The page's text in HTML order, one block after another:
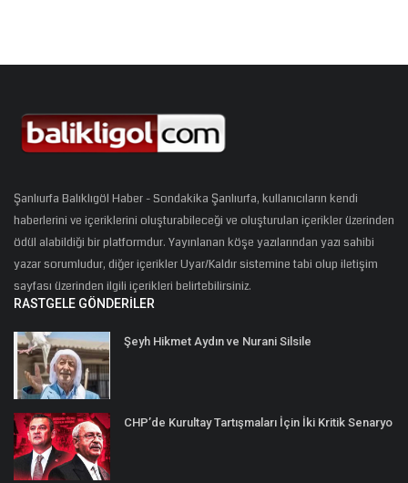
Şanlıurfa Balıklıgöl Haber - Sondakika Şanlıurfa, kullanıcıların kendi
haberlerini ve içeriklerini oluşturabileceği ve oluşturulan içerikler üzerinden
ödül alabildiği bir platformdur. Yayınlanan köşe yazılarından yazı sahibi
yazar sorumludur, diğer içerikler Uyar/Kaldır sistemine tabi olup iletişim
sayfası üzerinden ilgili içerikleri belirtebilirsiniz.
RASTGELE GÖNDERILER
Şeyh Hikmet Aydın ve Nurani Silsile
CHP’de Kurultay Tartışmaları İçin İki Kritik Senaryo